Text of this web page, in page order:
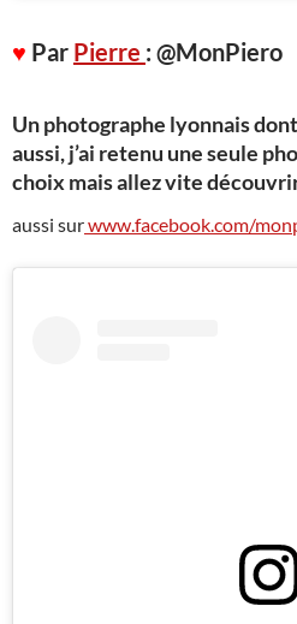
♥ Par Pierre : @MonPiero
Un photographe lyonnais
aussi, j’ai retenu une seule
choix mais allez vite
aussi surwww.facebook.com/